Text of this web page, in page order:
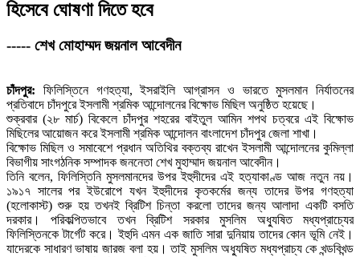
হিসেবে ঘোষণা দিতে হবে
----- শেখ মোহাম্মদ জয়নাল আবেদীন
চাঁদপুর: ফিলিস্তিনে গণহত্যা, ইসরাইলি আগ্রাসন ও ভারতে মুসলমান নির্যাতনের
প্রতিবাদে চাঁদপুরে ইসলামী শ্রমিক আন্দোলনের বিক্ষোভ মিছিল অনুষ্ঠিত হয়েছে।
শুক্রবার (২৮ মার্চ) বিকেলে চাঁদপুর শহরের বাইতুল আমিন শপথ চত্বরে এই বিক্ষোভ
মিছিলের আয়োজন করে ইসলামী শ্রমিক আন্দোলন বাংলাদেশ চাঁদপুর জেলা শাখা।
বিক্ষোভ মিছিল ও সমাবেশে প্রধান অতিথির বক্তব্য রাখেন ইসলামী আন্দোলনের কুমিল্লা
বিভাগীয় সাংগঠনিক সম্পাদক জননেতা শেখ মুহাম্মাদ জয়নাল আবেদীন।
তিনি বলেন, ফিলিস্তিনি মুসলমানদের উপর ইহুদীদের এই হত্যাকাণ্ড আজ নতুন নয়।
১৯১৭ সালের পর ইউরোপে যখন ইহুদীদের কৃতকর্মের জন্য তাদের উপর গণহত্যা
(হলোকাস্ট) শুরু হয় তখনই ব্রিটিশ চিন্তা করলো তাদের জন্য আলাদা একটি বসতি
দরকার। পরিকল্পিতভাবে তখন ব্রিটিশ সরকার মুসলিম অধ্যুষিত মধ্যপ্রাচ্যের
ফিলিস্তিনকে টার্গেট করে। ইহুদি এমন এক জাতি সারা দুনিয়ায় তাদের কোন ভূমি নেই।
যাদেরকে সাধারণ ভাষায় জারজ বলা হয়। তাই মুসলিম অধ্যুষিত মধ্যপ্রাচ্য কে খন্ডবিখন্ড